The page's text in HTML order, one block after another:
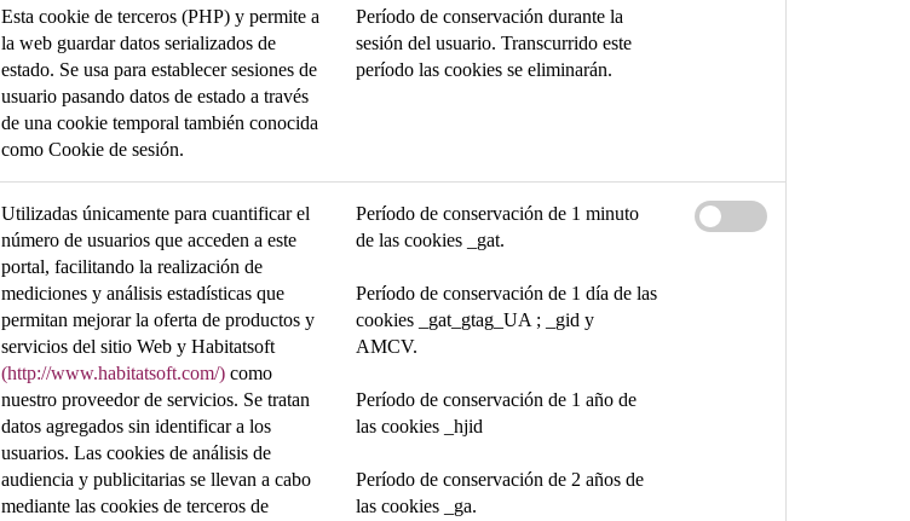
Esta cookie de terceros (PHP) y permite a
la web guardar datos serializados de
estado. Se usa para establecer sesiones de
usuario pasando datos de estado a través
de una cookie temporal también conocida
como Cookie de sesión.
Período de conservación durante la
sesión del usuario. Transcurrido este
período las cookies se eliminarán.
Utilizadas únicamente para cuantificar el
número de usuarios que acceden a este
portal, facilitando la realización de
mediciones y análisis estadísticas que
permitan mejorar la oferta de productos y
servicios del sitio Web y Habitatsoft
(http://www.habitatsoft.com/) como
nuestro proveedor de servicios. Se tratan
datos agregados sin identificar a los
usuarios. Las cookies de análisis de
audiencia y publicitarias se llevan a cabo
mediante las cookies de terceros de
Período de conservación de 1 minuto
de las cookies _gat.
Período de conservación de 1 día de las
cookies _gat_gtag_UA ; _gid y
AMCV.
Período de conservación de 1 año de
las cookies _hjid
Período de conservación de 2 años de
las cookies _ga.